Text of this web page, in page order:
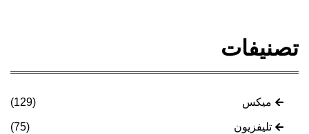
تصنيفات
ميكس (129)
تليفزيون (75)